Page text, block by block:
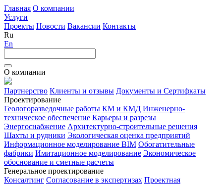
Главная О компании
Услуги
Проекты Новости Вакансии Контакты
Ru
En
О компании
Партнерство Клиенты и отзывы Документы и Сертифкаты
Проектирование
Геологоразведочные работы КМ и КМД Инженерно-
техническое обеспечение Карьеры и разрезы
Энергоснабжение Архитектурно-строительные решения
Шахты и рудники Экологическая оценка предприятий
Информационное моделирование BIM Обогатительные
фабрики Имитационное моделирование Экономическое
обоснование и сметные расчеты
Генеральное проектирование
Консалтинг Согласование в экспертизах Проектная